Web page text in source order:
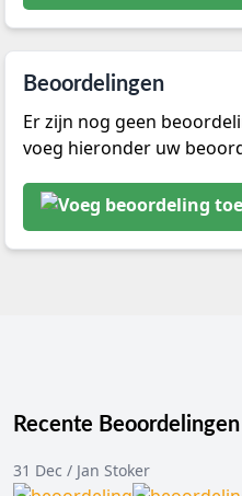
Beoordelingen
Er zijn nog geen
voeg hieronder uw
Recente Beoordelingen
31 Dec / Jan Stoker